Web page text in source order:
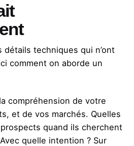
détails techniques qui n’ont
comment on aborde un
compréhension de votre
et de vos marchés. Quelles
quand ils cherchent
quelle intention ? Sur